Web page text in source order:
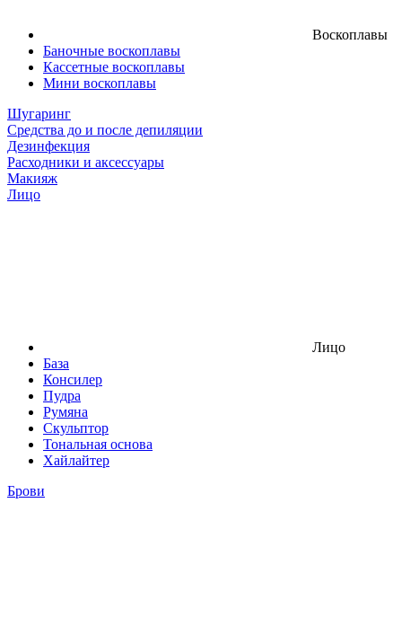
Воскоплавы
Баночные воскоплавы
Кассетные воскоплавы
Мини воскоплавы
Шугаринг
Средства до и после депиляции
Дезинфекция
Расходники и аксессуары
Макияж
Лицо
Лицо
База
Консилер
Пудра
Румяна
Скульптор
Тональная основа
Хайлайтер
Брови